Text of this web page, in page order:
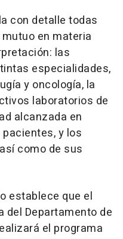
con detalle todas
en materia
las
especialidades,
y oncología, la
laboratorios de
alcanzada en
y los
como de sus
establece que el
del Departamento de
el programa